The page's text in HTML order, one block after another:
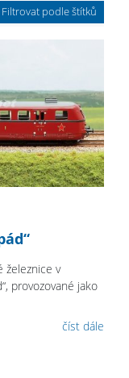
Filtrovat podle štítků
železnice v
provozované jako
číst dále